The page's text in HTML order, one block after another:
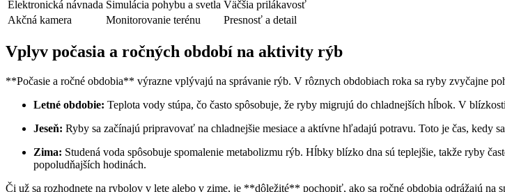
Elektronická návnada Simulácia pohybu a svetla Väčšia prilákavosť
Akčná kamera
Monitorovanie terénu Presnosť a detail
Vplyv počasia a ročných období na aktivity rýb
**Počasie a ročné obdobia** výrazne vplývajú na správanie rýb. V rôznych obdobiach roka sa ryby zvyčajne
Letné obdobie: Teplota vody stúpa, čo často spôsobuje, že ryby migrujú do chladnejších hĺbok. V
Jeseň: Ryby sa začínajú pripravovať na chladnejšie mesiace a aktívne hľadajú potravu. Toto je čas, kedy
Zima: Studená voda spôsobuje spomalenie metabolizmu rýb. Hĺbky blízko dna sú teplejšie, takže ryby
popoludňajších hodinách.
Či už sa rozhodnete na rybolov v lete alebo v zime, je **dôležité** pochopiť, ako sa ročné obdobia odrážajú na